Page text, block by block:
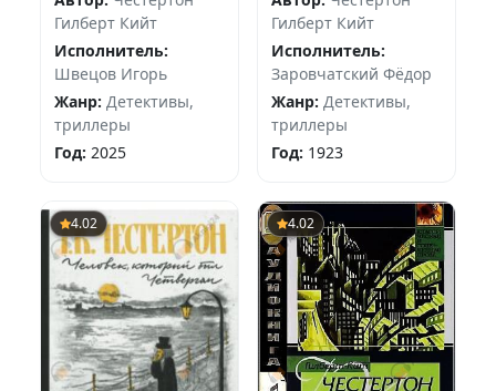
Гилберт Кийт
Исполнитель:
Швецов Игорь
Жанр: Детективы,
триллеры
Год: 2025
Гилберт Кийт
Исполнитель:
Заровчатский Фёдор
Жанр: Детективы,
триллеры
Год: 1923
4.02 4.02